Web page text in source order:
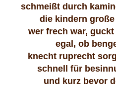
schmeißt durch
die kindern
wer frech war,
egal, ob
knecht ruprecht
schnell für
und kurz bevor